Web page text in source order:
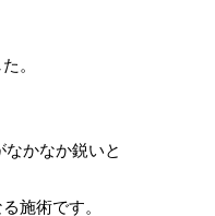
。
かなか鋭いと
施術です。